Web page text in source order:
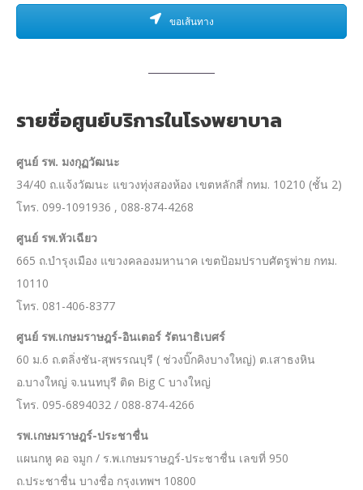
ขอเส้นทาง
รายชื่อศูนย์บริการในโรงพยาบาล
ศูนย์ รพ. มงกุฏวัฒนะ
34/40 ถ.แจ้งวัฒนะ แขวงทุ่งสองห้อง เขตหลักสี่ กทม. 10210 (ชั้น 2)
โทร. 099-1091936 , 088-874-4268
ศูนย์ รพ.หัวเฉียว
665 ถ.บำรุงเมือง แขวงคลองมหานาค เขตป้อมปราบศัตรูพ่าย กทม.
10110
โทร. 081-406-8377
ศูนย์ รพ.เกษมราษฎร์-อินเตอร์ รัตนาธิเบศร์
60 ม.6 ถ.ตลิ่งชัน-สุพรรณบุรี ( ช่วงบิ๊กคิงบางใหญ่) ต.เสาธงหิน
อ.บางใหญ่ จ.นนทบุรี ติด Big C บางใหญ่
โทร. 095-6894032 / 088-874-4266
รพ.เกษมราษฎร์-ประชาชื่น
แผนกหู คอ จมูก / ร.พ.เกษมราษฎร์-ประชาชื่น เลขที่ 950
ถ.ประชาชื่น บางชื่อ กรุงเทพฯ 10800